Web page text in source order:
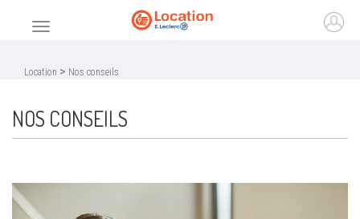
Menu principal
Accueil
Location > Nos conseils
NOS CONSEILS